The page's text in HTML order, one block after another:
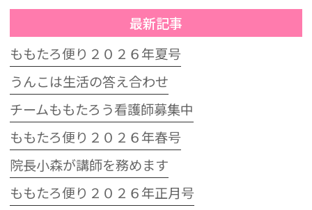
最新記事
ももたろ便り２０２６年夏号
うんこは生活の答え合わせ
チームももたろう看護師募集中
ももたろ便り２０２６年春号
院長小森が講師を務めます
ももたろ便り２０２６年正月号